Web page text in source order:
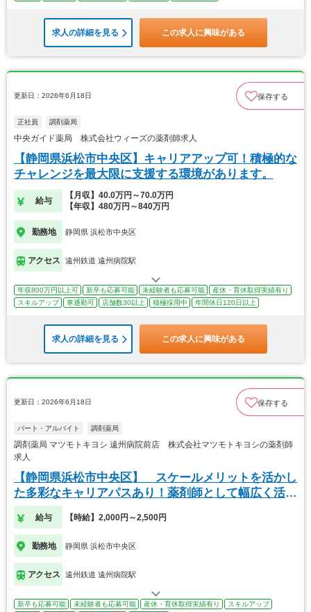
求人の詳細を見る この求人に興味がある
更新日：2026年6月18日 保存する
正社員 調剤薬局
中央ガイド薬局 株式会社ウィーズの薬剤師求人
【静岡県浜松市中央区】キャリアアップ可！積極的な
チャレンジを最大限に支援する環境があります。
給与
【月収】40.0万円～70.0万円
【年収】480万円～840万円
勤務地 静岡県 浜松市中央区
アクセス 遠州鉄道 遠州病院駅
年収800万円以上可 新卒も応募可能 未経験者も応募可能
産休・育休取得実績有り
スキルアップ
車通勤可 店舗数30以上 積極採用中 年間休日120日以上
求人の詳細を見る この求人に興味がある
更新日：2026年6月18日 保存する
パート・アルバイト 調剤薬局
調剤薬局 マツモトキヨシ 遠州病院前店 株式会社マツモトキヨシの薬剤師
求人
【静岡県浜松市中央区】 スケールメリットを活かし
た多彩なキャリアパスあり！薬剤師として幅広く活躍
可。
給与 【時給】2,000円～2,500円
勤務地 静岡県 浜松市中央区
アクセス 遠州鉄道 遠州病院駅
新卒も応募可能 未経験者も応募可能 産休・育休取得実績有り
スキルアップ